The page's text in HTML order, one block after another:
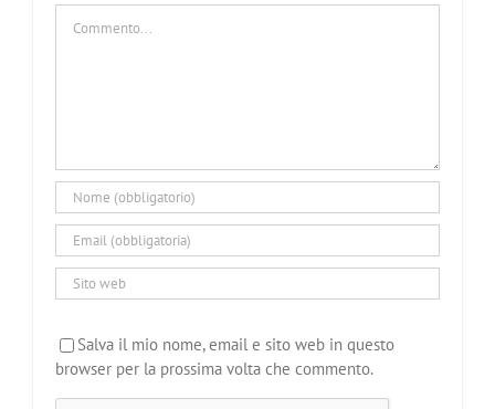
Salva il mio nome, email e sito web in questo
browser per la prossima volta che commento.